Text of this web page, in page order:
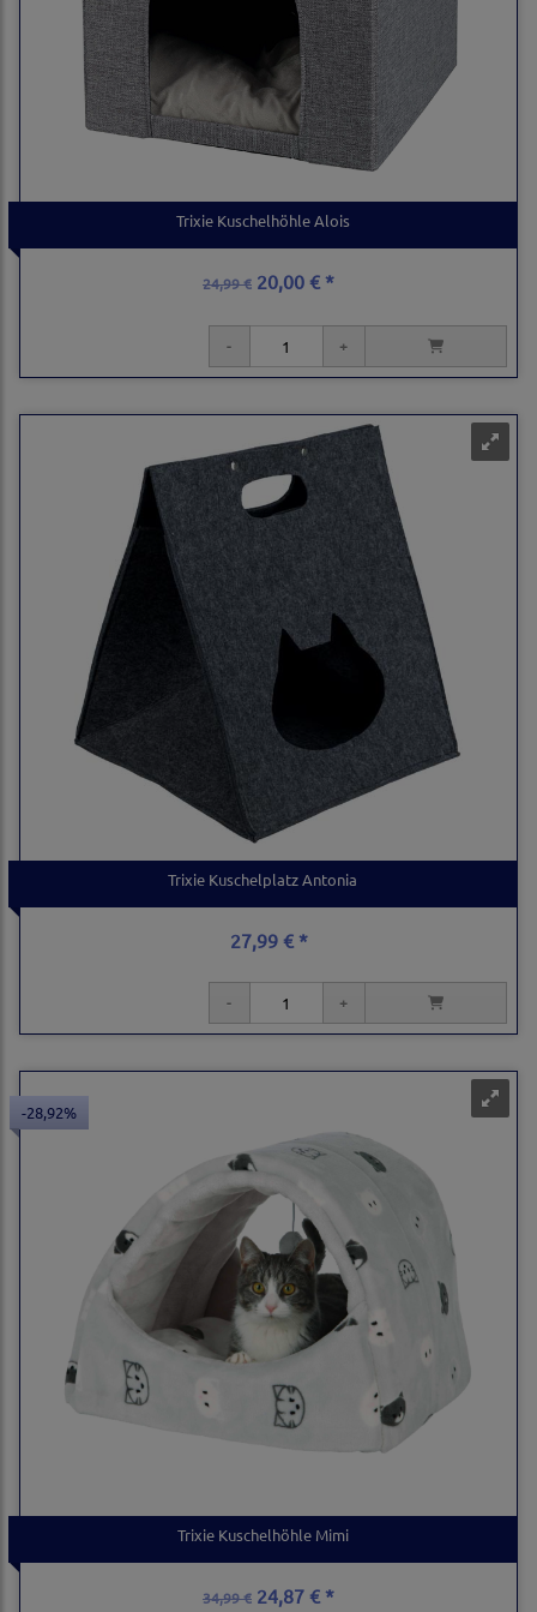
Trixie Kuschelhöhle Alois
24,99 € 20,00 € *
Trixie Kuschelplatz Antonia
27,99 € *
-28,92%
Trixie Kuschelhöhle Mimi
34,99 € 24,87 € *